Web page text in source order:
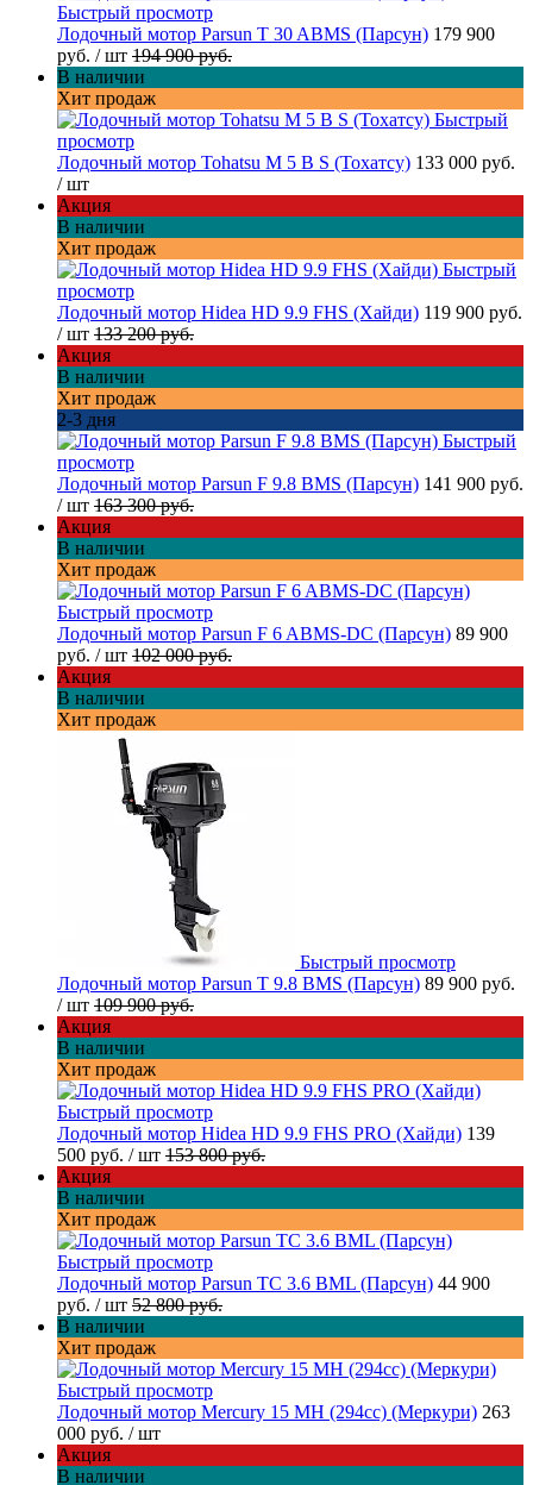
Быстрый просмотр
Лодочный мотор Parsun T 30 ABMS (Парсун) 179 900
руб. / шт 194 900 руб.
В наличии
Хит продаж
Быстрый
просмотр
Лодочный мотор Tohatsu M 5 B S (Тохатсу) 133 000 руб.
/ шт
Акция
В наличии
Хит продаж
Быстрый
просмотр
Лодочный мотор Hidea HD 9.9 FHS (Хайди) 119 900 руб.
/ шт 133 200 руб.
Акция
В наличии
Хит продаж
2-3 дня
Быстрый
просмотр
Лодочный мотор Parsun F 9.8 BMS (Парсун) 141 900 руб.
/ шт 163 300 руб.
Акция
В наличии
Хит продаж
Быстрый просмотр
Лодочный мотор Parsun F 6 ABMS-DC (Парсун) 89 900
руб. / шт 102 000 руб.
Акция
В наличии
Хит продаж
Быстрый просмотр
Лодочный мотор Parsun T 9.8 BMS (Парсун) 89 900 руб.
/ шт 109 900 руб.
Акция
В наличии
Хит продаж
Быстрый просмотр
Лодочный мотор Hidea HD 9.9 FHS PRO (Хайди) 139
500 руб. / шт 153 800 руб.
Акция
В наличии
Хит продаж
Быстрый просмотр
Лодочный мотор Parsun TC 3.6 BML (Парсун) 44 900
руб. / шт 52 800 руб.
В наличии
Хит продаж
Быстрый просмотр
Лодочный мотор Mercury 15 MH (294cc) (Меркури) 263
000 руб. / шт
Акция
В наличии